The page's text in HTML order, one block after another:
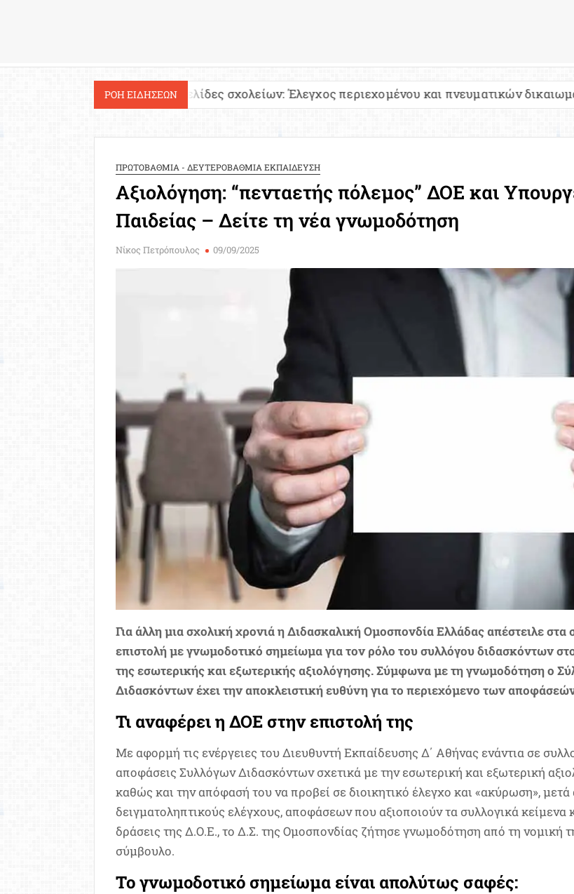
ΡΟΗ ΕΙΔΗΣΕΩΝ
Ιστοσελίδες σχολείων: Έλεγχος περιεχομένου και πνευματικών δικαιωμάτων
ΠΡΩΤΟΒΑΘΜΙΑ - ΔΕΥΤΕΡΟΒΑΘΜΙΑ ΕΚΠΑΙΔΕΥΣΗ
Αξιολόγηση: “πενταετής πόλεμος” ΔΟΕ και
Παιδείας – Δείτε τη νέα γνωμοδότηση
Νίκος Πετρόπουλος 09/09/2025
Για άλλη μια σχολική χρονιά η Διδασκαλική Ομοσπονδία Ελλάδας απέστειλε στα
επιστολή με γνωμοδοτικό σημείωμα για τον ρόλο του συλλόγου διδασκόντων
της εσωτερικής και εξωτερικής αξιολόγησης. Σύμφωνα με τη γνωμοδότηση ο
Διδασκόντων έχει την αποκλειστική ευθύνη για το περιεχόμενο των
Τι αναφέρει η ΔΟΕ στην επιστολή της
Με αφορμή τις ενέργειες του Διευθυντή Εκπαίδευσης Δ΄ Αθήνας ενάντια σε
αποφάσεις Συλλόγων Διδασκόντων σχετικά με την εσωτερική και εξωτερική
καθώς και την απόφασή του να προβεί σε διοικητικό έλεγχο και «ακύρωση», μετά
δειγματοληπτικούς ελέγχους, αποφάσεων που αξιοποιούν τα συλλογικά κείμενα
δράσεις της Δ.Ο.Ε., το Δ.Σ. της Ομοσπονδίας ζήτησε γνωμοδότηση από τη νομική
σύμβουλο.
Το γνωμοδοτικό σημείωμα είναι απολύτως σαφές: